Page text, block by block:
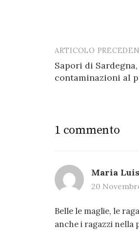
Post
navigation
ARTICOLO
Sapori di
contaminazioni al
1 commento
Maria
20
Belle le maglie, le
anche i ragazzi nella